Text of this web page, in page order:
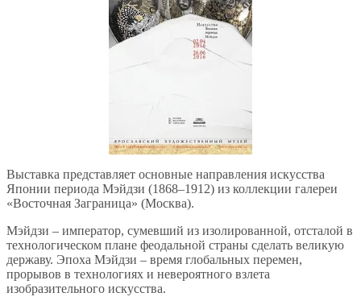
Выставка представляет основные направления искусства
Японии периода Мэйдзи (1868–1912) из коллекции галереи
«Восточная Заграница» (Москва).
Мэйдзи – император, сумевший из изолированной, отсталой в
технологическом плане феодальной страны сделать великую
державу. Эпоха Мэйдзи – время глобальных перемен,
прорывов в технологиях и невероятного взлета
изобразительного искусства.